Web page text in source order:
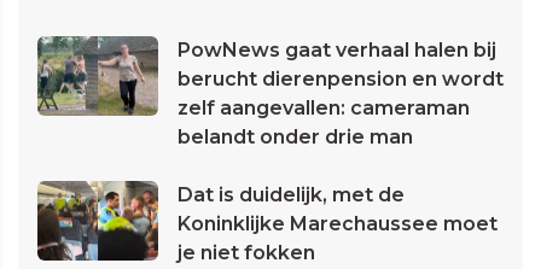
PowNews gaat verhaal halen bij
berucht dierenpension en wordt
zelf aangevallen: cameraman
belandt onder drie man
Dat is duidelijk, met de
Koninklijke Marechaussee moet
je niet fokken